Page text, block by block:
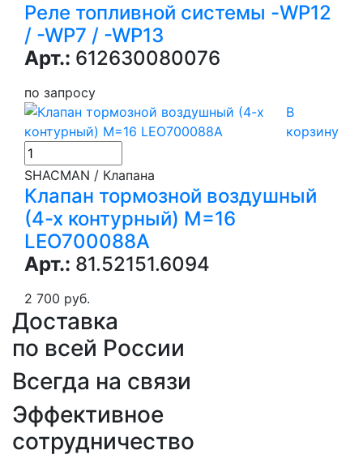
Реле топливной системы -WP12
/ -WP7 / -WP13
Арт.: 612630080076
по запросу
В
корзину
SHACMAN / Клапана
Клапан тормозной воздушный
(4-х контурный) М=16
LEO700088A
Арт.: 81.52151.6094
2 700 руб.
Доставка
по всей России
Всегда на связи
Эффективное
сотрудничество